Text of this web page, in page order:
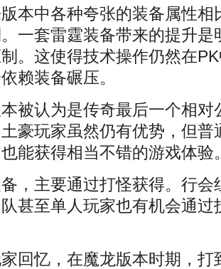
中各种夸张的装备属性相
一套雷霆装备带来的提升是
。这使得技术操作仍然在
赖装备碾压。
认为是传奇最后一个相对
豪玩家虽然仍有优势，但普
能获得相当不错的游戏体验
主要通过打怪获得。行会
甚至单人玩家也有机会通过
忆，在魔龙版本时期，打